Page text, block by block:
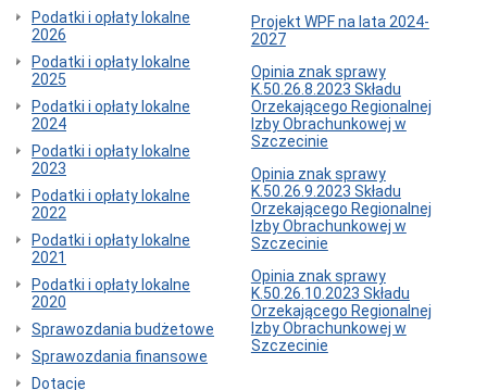
obwody
wyborcze
Wybory
referenda
Wybory
Prezydenta
RP
Obwodowe
Komisje
Wyborcze
Rejestr
umów
Rejestr
Umów
Centralny
Rejestr
Umów
Podatki i opłaty lokalne
2026
Podatki i opłaty lokalne
2025
Podatki i opłaty lokalne
2024
Podatki i opłaty lokalne
2023
Podatki i opłaty lokalne
2022
Podatki i opłaty lokalne
2021
Podatki i opłaty lokalne
2020
Sprawozdania budżetowe
Sprawozdania finansowe
Dotacje
Projekt WPF na lata 2024-
2027
Opinia znak sprawy
K.50.26.8.2023 Składu
Orzekającego Regionalnej
Izby Obrachunkowej w
Szczecinie
Opinia znak sprawy
K.50.26.9.2023 Składu
Orzekającego Regionalnej
Izby Obrachunkowej w
Szczecinie
Opinia znak sprawy
K.50.26.10.2023 Składu
Orzekającego Regionalnej
Izby Obrachunkowej w
Szczecinie